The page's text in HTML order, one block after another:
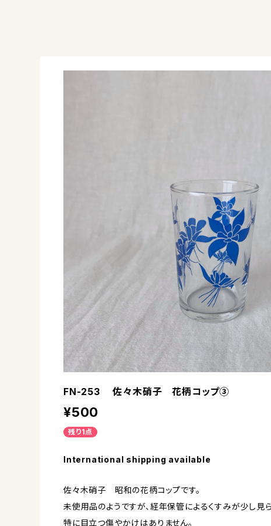
FN-253 佐々木硝子 花柄コップ③
¥500
残り1点
International shipping available
佐々木硝子 昭和の花柄コップです。
未使用品のようですが、経年保管によるくすみが少し見
特に目立つ傷やかけはありません。